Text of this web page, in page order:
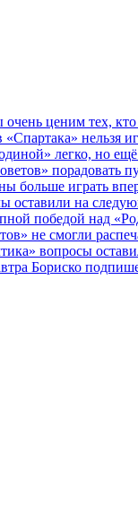
ценим тех,
нельзя
легко, но
порадовать
больше играть
оставили на
победой над
не смогли
вопросы
Бориско